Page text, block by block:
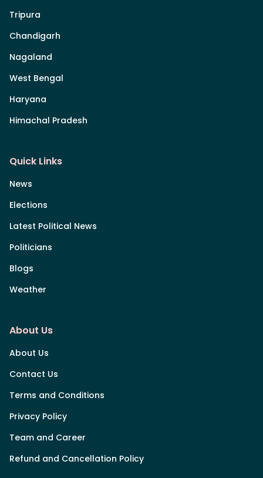
Tripura
Chandigarh
Nagaland
West Bengal
Haryana
Himachal Pradesh
Quick Links
News
Elections
Latest Political News
Politicians
Blogs
Weather
About Us
About Us
Contact Us
Terms and Conditions
Privacy Policy
Team and Career
Refund and Cancellation Policy